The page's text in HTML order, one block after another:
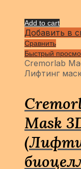
Add to cart
Добавить в
Сравнить
Быстрый
Cremorlab
Лифтинг
Mask